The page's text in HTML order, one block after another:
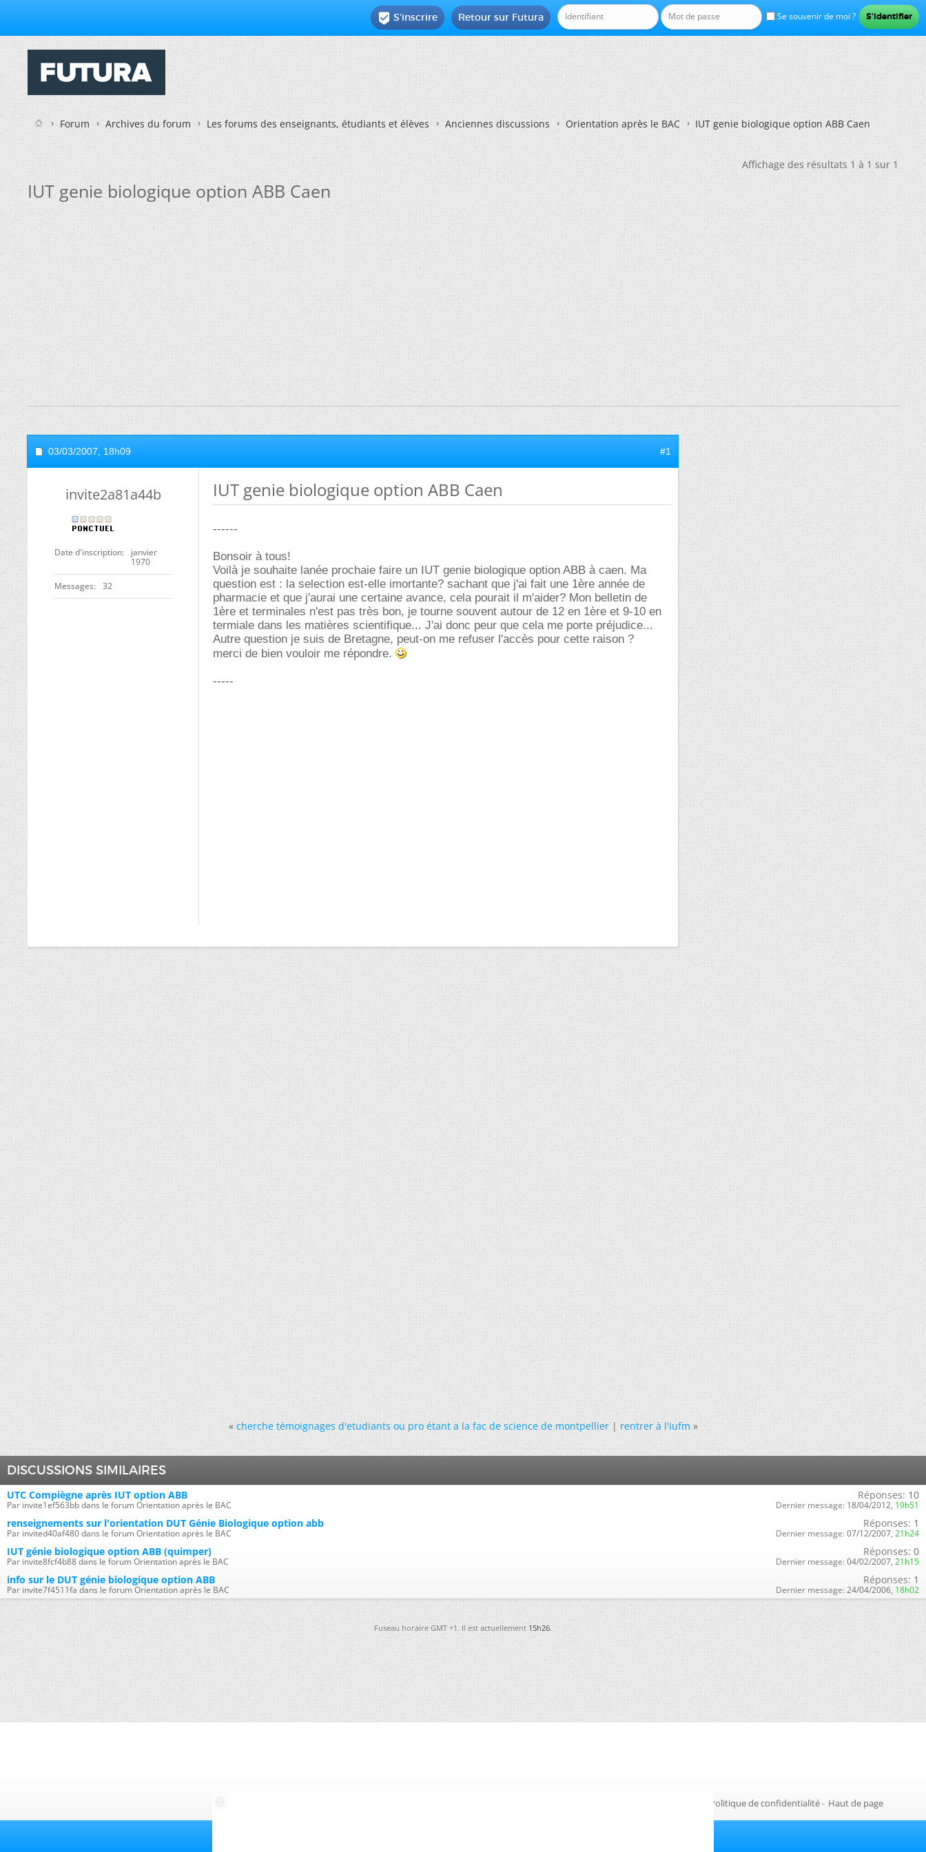
Se souvenir de moi ?
Retour sur Futura
 S'inscrire
Forum Archives du forum Les forums des enseignants, étudiants et élèves Anciennes discussions Orientation après le BAC IUT genie biologique option ABB Caen
Affichage des résultats 1 à 1 sur 1
IUT genie biologique option ABB Caen
03/03/2007, 18h09 #1
invite2a81a44b
Date d'inscription
janvier
1970
Messages 32
IUT genie biologique option ABB Caen
------
Bonsoir à tous!
Voilà je souhaite lanée prochaie faire un IUT genie biologique option ABB à caen. Ma
question est : la selection est-elle imortante? sachant que j'ai fait une 1ère année de
pharmacie et que j'aurai une certaine avance, cela pourait il m'aider? Mon belletin de
1ère et terminales n'est pas très bon, je tourne souvent autour de 12 en 1ère et 9-10 en
termiale dans les matières scientifique... J'ai donc peur que cela me porte préjudice...
Autre question je suis de Bretagne, peut-on me refuser l'accès pour cette raison ?
merci de bien vouloir me répondre.
-----
« cherche témoignages d'etudiants ou pro étant a la fac de science de montpellier|rentrer à l'iufm »
DISCUSSIONS SIMILAIRES
UTC Compiègne après IUT option ABB
Par invite1ef563bb dans le forum Orientation après le BAC
Réponses: 10
Dernier message: 18/04/2012, 19h51
renseignements sur l'orientation DUT Génie Biologique option abb
Par invited40af480 dans le forum Orientation après le BAC
Réponses: 1
Dernier message: 07/12/2007, 21h24
IUT génie biologique option ABB (quimper)
Par invite8fcf4b88 dans le forum Orientation après le BAC
Réponses: 0
Dernier message: 04/02/2007, 21h15
info sur le DUT génie biologique option ABB
Par invite7f4511fa dans le forum Orientation après le BAC
Réponses: 1
Dernier message: 24/04/2006, 18h02
Fuseau horaire GMT +1. Il est actuellement15h26.
Politique de confidentialité- Haut de page